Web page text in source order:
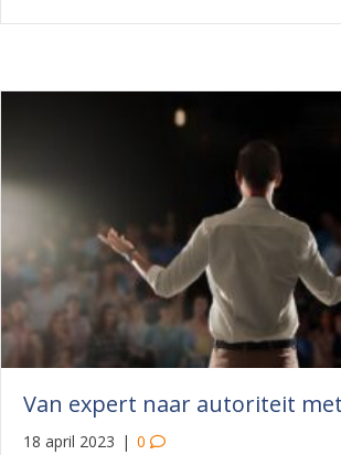
Van expert naar autoriteit
18 april 2023 | 0